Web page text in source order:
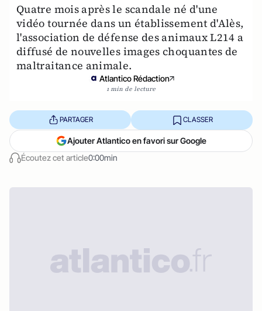
Quatre mois après le scandale né d'une
vidéo tournée dans un établissement d'Alès,
l'association de défense des animaux L214 a
diffusé de nouvelles images choquantes de
maltraitance animale.
Atlantico Rédaction
1 min de lecture
Écoutez cet article0:00min
PARTAGER CLASSER
Ajouter Atlantico en favori sur Google